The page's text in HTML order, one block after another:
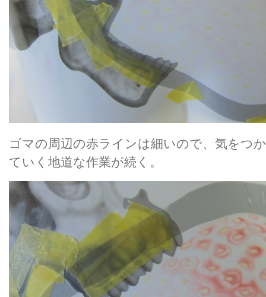
ゴマの周辺の赤ラインは細いので、気をつ
ていく地道な作業が続く。